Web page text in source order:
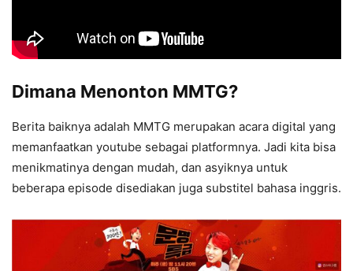
Dimana Menonton MMTG?
Berita baiknya adalah MMTG merupakan acara digital yang
memanfaatkan youtube sebagai platformnya. Jadi kita bisa
menikmatinya dengan mudah, dan asyiknya untuk
beberapa episode disediakan juga substitel bahasa inggris.